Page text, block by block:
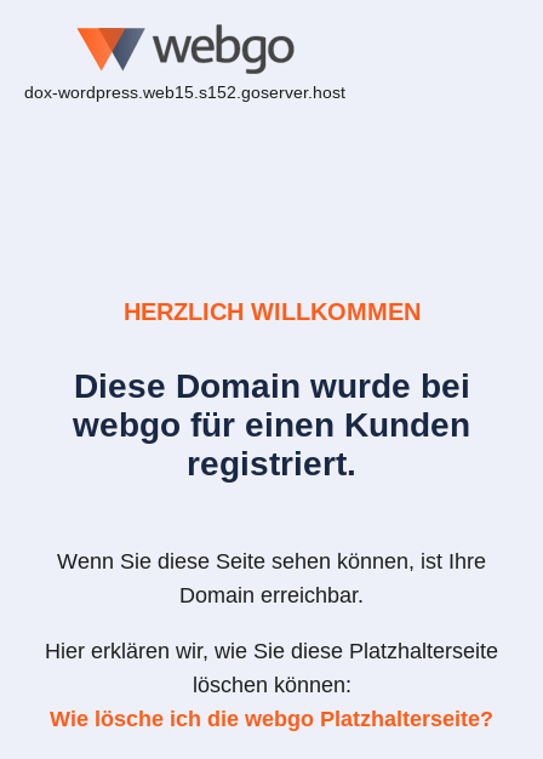
dox-wordpress.web15.s152.goserver.host
HERZLICH WILLKOMMEN
Diese Domain wurde bei
webgo für einen Kunden
registriert.
Wenn Sie diese Seite sehen können, ist Ihre
Domain erreichbar.
Hier erklären wir, wie Sie diese Platzhalterseite
löschen können:
Wie lösche ich die webgo Platzhalterseite?